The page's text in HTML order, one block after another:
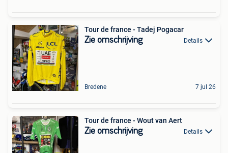
Tour de france - Tadej Pogacar
Zie omschrijving Details
Bredene 7 jul 26
Tour de france - Wout van Aert
Zie omschrijving Details